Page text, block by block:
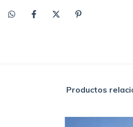
Productos